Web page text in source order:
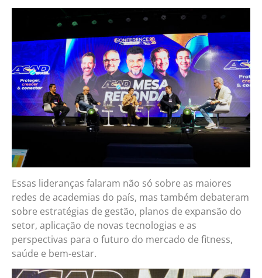
Essas lideranças falaram não só sobre as maiores
redes de academias do país, mas também debateram
sobre estratégias de gestão, planos de expansão do
setor, aplicação de novas tecnologias e as
perspectivas para o futuro do mercado de fitness,
saúde e bem-estar.